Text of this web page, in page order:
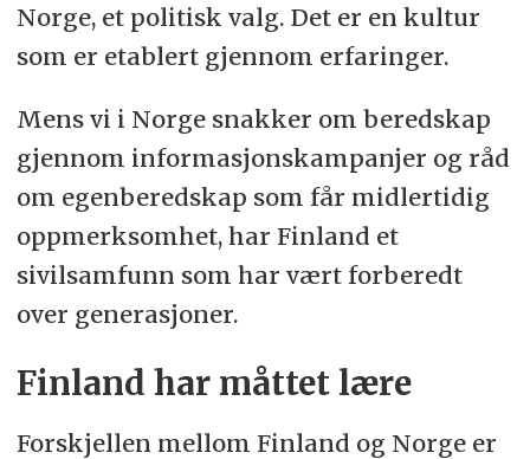
Norge, et politisk valg. Det er en kultur
som er etablert gjennom erfaringer.
Mens vi i Norge snakker om beredskap
gjennom informasjonskampanjer og råd
om egenberedskap som får midlertidig
oppmerksomhet, har Finland et
sivilsamfunn som har vært forberedt
over generasjoner.
Finland har måttet lære
Forskjellen mellom Finland og Norge er